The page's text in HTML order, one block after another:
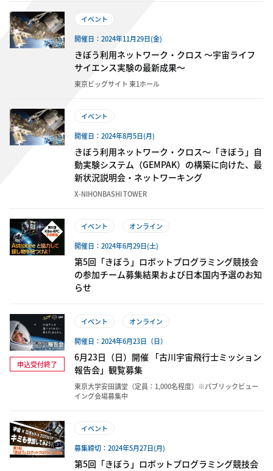
イベント
開催日：2024年11月29日(金)
きぼう利用ネットワーク・クロス ～宇宙ライフ
サイエンス実験の最新成果～
東京ビッグサイト 東1ホール
イベント
開催日：2024年8月5日(月)
きぼう利用ネットワーク・クロス～「きぼう」自
動実験システム（GEMPAK）の構築に向けた、最
新状況説明会・ネットワーキング
X-NIHONBASHI TOWER
イベント
オンライン
開催日：2024年6月29日(土)
第5回「きぼう」ロボットプログラミング競技会
の参加チーム募集結果および日本国内予選のお知
らせ
申込受付終了
イベント
オンライン
開催日：2024年6月23日（日）
6月23日（日）開催 「古川宇宙飛行士ミッション
報告会」観覧募集
東京大学安田講堂（定員：1,000名程度）※パブリックビュー
イング会場募集中
イベント
募集締切：2024年5月27日(月)
第5回「きぼう」ロボットプログラミング競技会